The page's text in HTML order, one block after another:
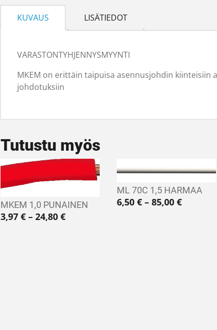
KUVAUS LISÄTIEDOT
VARASTONTYHJENNYSMYYNTI
MKEM on erittäin taipuisa asennusjohdin kiinteisiin
johdotuksiin
Tutustu myös
MKEM 1,0 PUNAINEN
3,97 € – 24,80 €Hintaluokka: 3,97 € - 24,80 €
ML 70C 1,5 HARMAA
6,50€ – 85,00€